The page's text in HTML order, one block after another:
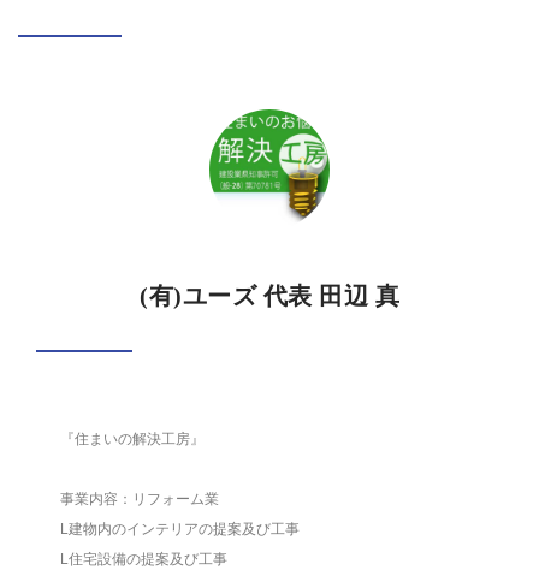
(有)ユーズ 代表 田辺 真
『住まいの解決工房』
事業内容：リフォーム業
L建物内のインテリアの提案及び工事
L住宅設備の提案及び工事